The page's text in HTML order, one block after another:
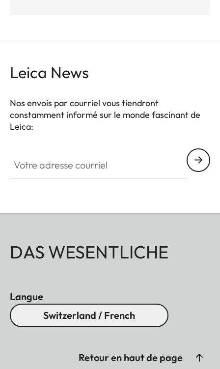
Leica News
Nos envois par courriel vous tiendront
constamment informé sur le monde fascinant de
Leica:
DAS WESENTLICHE
Langue
Switzerland / French
Retour en haut de page